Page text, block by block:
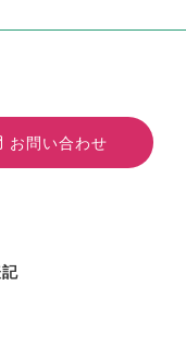
お問い合わせ